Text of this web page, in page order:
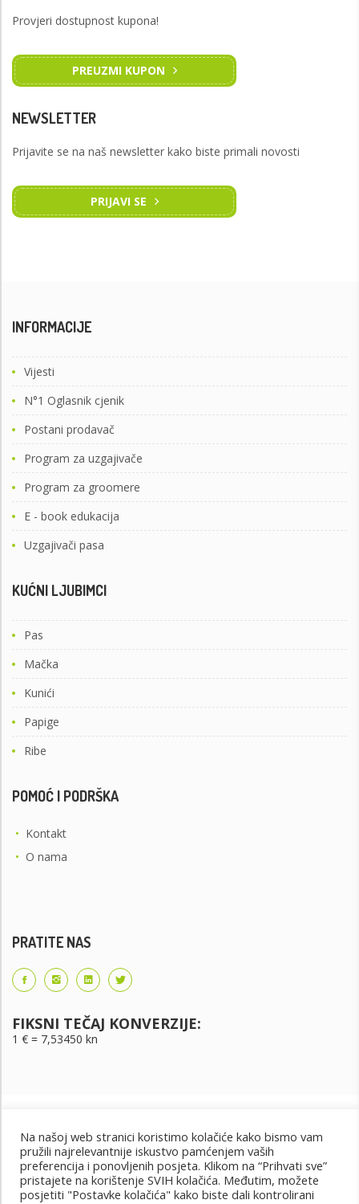
Provjeri dostupnost kupona!
PREUZMI KUPON
NEWSLETTER
Prijavite se na naš newsletter kako biste primali novosti
PRIJAVI SE
INFORMACIJE
Vijesti
N°1 Oglasnik cjenik
Postani prodavač
Program za uzgajivače
Program za groomere
E - book edukacija
Uzgajivači pasa
KUĆNI LJUBIMCI
Pas
Mačka
Kunići
Papige
Ribe
POMOĆ I PODRŠKA
• Kontakt
• O nama
PRATITE NAS
FIKSNI TEČAJ KONVERZIJE:
1 € = 7,53450 kn
Uvjeti korištenja Uvjeti kupnje Cjenik oglašavanja
Na našoj web stranici koristimo kolačiće kako bismo vam
pružili najrelevantnije iskustvo pamćenjem vaših
preferencija i ponovljenih posjeta. Klikom na “Prihvati sve”
pristajete na korištenje SVIH kolačića. Međutim, možete
posjetiti "Postavke kolačića" kako biste dali kontrolirani